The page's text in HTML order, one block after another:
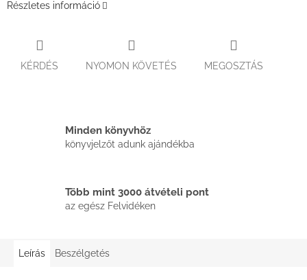
Részletes információ
KÉRDÉS NYOMON KÖVETÉS MEGOSZTÁS
Minden könyvhöz
könyvjelzőt adunk ajándékba
Több mint 3000 átvételi pont
az egész Felvidéken
Leírás Beszélgetés